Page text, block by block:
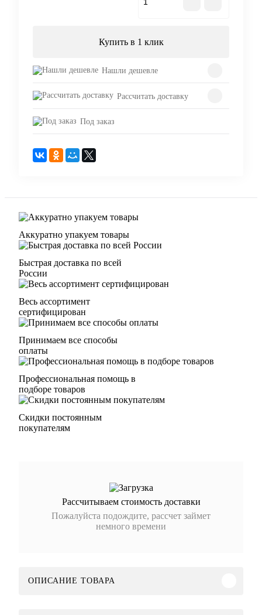
Купить в 1 клик
Нашли дешевле
Рассчитать доставку
Под заказ
Аккуратно упакуем товары
Быстрая доставка по всей
России
Весь ассортимент
сертифицирован
Принимаем все способы
оплаты
Профессиональная помощь в
подборе товаров
Скидки постоянным
покупателям
Рассчитываем стоимость доставки
Пожалуйста подождите, рассчет займет
немного времени
ОПИСАНИЕ ТОВАРА